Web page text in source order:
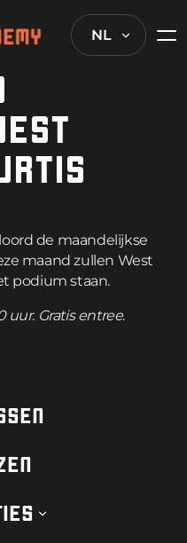
NL
de maandelijkse
maand zullen West
podium staan.
uur. Gratis entree.
the terms and conditions.